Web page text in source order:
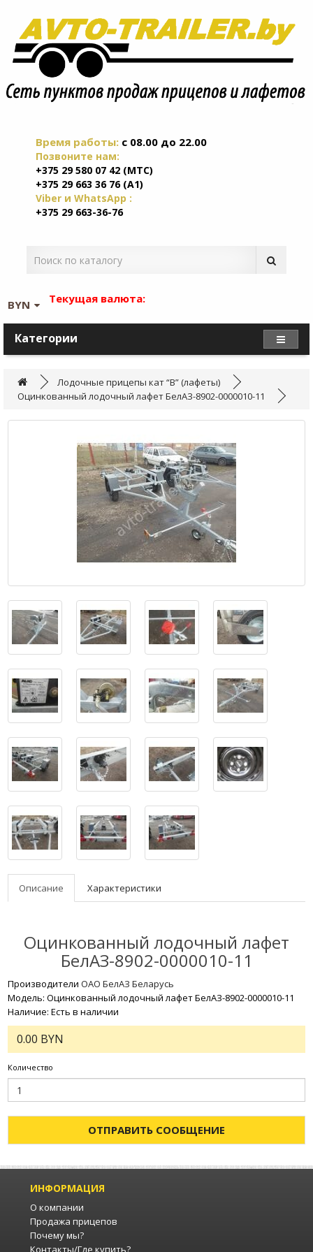
Время работы: c 08.00 до 22.00
Позвоните нам:
+375 29 580 07 42 (МТС)
+375 29 663 36 76 (А1)
Viber и WhatsApp :
+375 29 663-36-76
Текущая валюта:
BYN
Категории
Лодочные прицепы кат “B” (лафеты)
Оцинкованный лодочный лафет БелАЗ-8902-0000010-11
Описание Характеристики
Оцинкованный лодочный лафет
БелАЗ-8902-0000010-11
Производители ОАО БелАЗ Беларусь
Модель: Оцинкованный лодочный лафет БелАЗ-8902-0000010-11
Наличие: Есть в наличии
0.00 BYN
Количество
ОТПРАВИТЬ СООБЩЕНИЕ
ИНФОРМАЦИЯ
О компании
Продажа прицепов
Почему мы?
Контакты/Где купить?